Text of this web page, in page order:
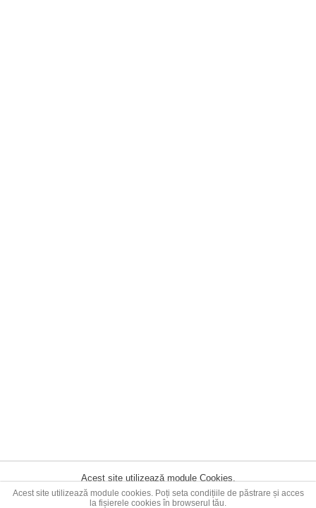
Acest site utilizează module Cookies.
Acest site utilizează module cookies. Poți seta condițiile de păstrare și acces
la fișierele cookies în browserul tău.